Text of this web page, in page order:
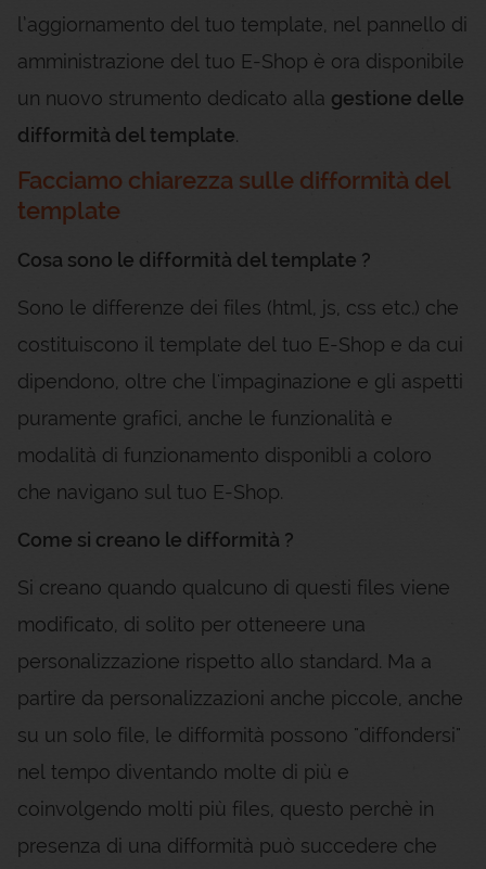
l’aggiornamento del tuo template, nel pannello di
amministrazione del tuo E-Shop è ora disponibile
un nuovo strumento dedicato alla gestione delle
difformità del template.
Facciamo chiarezza sulle difformità del
template
Cosa sono le difformità del template ?
Sono le differenze dei files (html, js, css etc.) che
costituiscono il template del tuo E-Shop e da cui
dipendono, oltre che l'impaginazione e gli aspetti
puramente grafici, anche le funzionalità e
modalità di funzionamento disponibli a coloro
che navigano sul tuo E-Shop.
Come si creano le difformità ?
Si creano quando qualcuno di questi files viene
modificato, di solito per otteneere una
personalizzazione rispetto allo standard. Ma a
partire da personalizzazioni anche piccole, anche
su un solo file, le difformità possono "diffondersi"
nel tempo diventando molte di più e
coinvolgendo molti più files, questo perchè in
presenza di una difformità può succedere che